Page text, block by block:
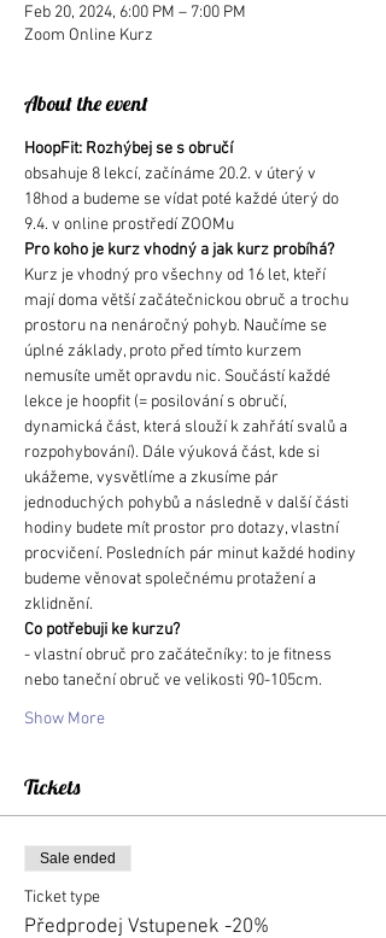
Feb 20, 2024, 6:00 PM – 7:00 PM
Zoom Online Kurz
About the event
HoopFit: Rozhýbej se s obručí
obsahuje 8 lekcí, začínáme 20.2. v úterý v
18hod a budeme se vídat poté každé úterý do
9.4. v online prostředí ZOOMu
Pro koho je kurz vhodný a jak kurz probíhá?
Kurz je vhodný pro všechny od 16 let, kteří
mají doma větší začátečnickou obruč a trochu
prostoru na nenáročný pohyb. Naučíme se
úplné základy, proto před tímto kurzem
nemusíte umět opravdu nic. Součástí každé
lekce je hoopfit (= posilování s obručí,
dynamická část, která slouží k zahřátí svalů a
rozpohybování). Dále výuková část, kde si
ukážeme, vysvětlíme a zkusíme pár
jednoduchých pohybů a následně v další části
hodiny budete mít prostor pro dotazy, vlastní
procvičení. Posledních pár minut každé hodiny
budeme věnovat společnému protažení a
zklidnění.
Co potřebuji ke kurzu?
- vlastní obruč pro začátečníky: to je fitness
nebo taneční obruč ve velikosti 90-105cm.
Show More
Tickets
Sale ended
Ticket type
Předprodej Vstupenek -20%